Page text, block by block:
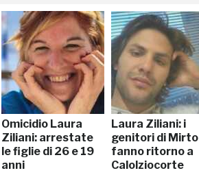
Omicidio Laura
Ziliani: arrestate
le figlie di 26 e 19
anni
Laura Ziliani: i
genitori di Mirto
fanno ritorno a
Calolziocorte